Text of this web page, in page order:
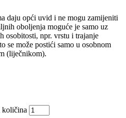
daju opći uvid i ne mogu zamijeniti
oboljenja moguće je samo uz
osobitosti, npr. vrstu i trajanje
se može postići samo u osobnom
(liječnikom).
količina